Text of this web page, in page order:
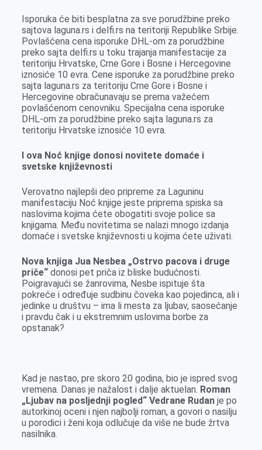
Isporuka će biti besplatna za sve porudžbine preko
sajtova laguna.rs i delfi.rs na teritoriji Republike Srbije.
Povlašćena cena isporuke DHL-om za porudžbine
preko sajta delfi.rs u toku trajanja manifestacije za
teritoriju Hrvatske, Crne Gore i Bosne i Hercegovine
iznosiće 10 evra. Cene isporuke za porudžbine preko
sajta laguna.rs za teritoriju Crne Gore i Bosne i
Hercegovine obračunavaju se prema važećem
povlašćenom cenovniku. Specijalna cena isporuke
DHL-om za porudžbine preko sajta laguna.rs za
teritoriju Hrvatske iznosiće 10 evra.
I ova Noć knjige donosi novitete domaće i
svetske književnosti
Verovatno najlepši deo pripreme za Laguninu
manifestaciju Noć knjige jeste priprema spiska sa
naslovima kojima ćete obogatiti svoje police sa
knjigama. Među novitetima se nalazi mnogo izdanja
domaće i svetske književnosti u kojima ćete uživati.
Nova knjiga Jua Nesbea „Ostrvo pacova i druge
priče“donosi pet priča iz bliske budućnosti.
Poigravajući se žanrovima, Nesbe ispituje šta
pokreće i određuje sudbinu čoveka kao pojedinca, ali i
jedinke u društvu – ima li mesta za ljubav, saosećanje
i pravdu čak i u ekstremnim uslovima borbe za
opstanak?
Kad je nastao, pre skoro 20 godina, bio je ispred svog
vremena. Danas je nažalost i dalje aktuelan. Roman
„Ljubav na posljednji pogled“ Vedrane Rudanje po
autorkinoj oceni i njen najbolji roman, a govori o nasilju
u porodici i ženi koja odlučuje da više ne bude žrtva
nasilnika.